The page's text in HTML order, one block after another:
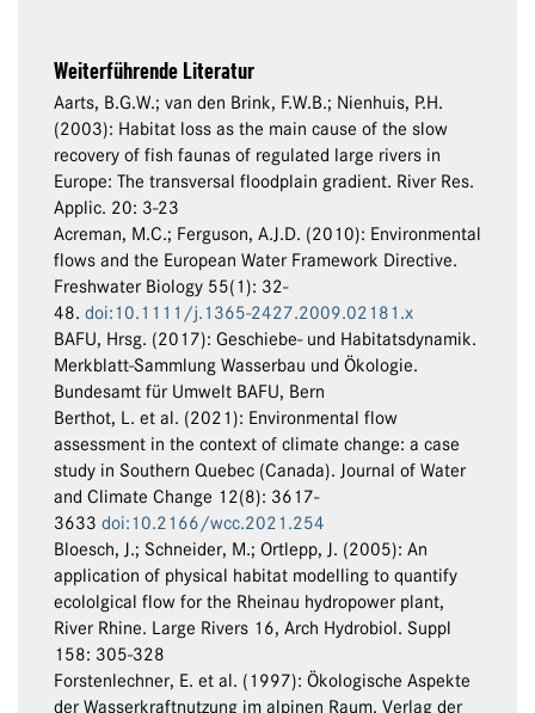
Weiterführende Literatur
Aarts, B.G.W.; van den Brink, F.W.B.; Nienhuis, P.H.
(2003): Habitat loss as the main cause of the slow
recovery of fish faunas of regulated large rivers in
Europe: The transversal floodplain gradient. River Res.
Applic. 20: 3-23
Acreman, M.C.; Ferguson, A.J.D. (2010): Environmental
flows and the European Water Framework Directive.
Freshwater Biology 55(1): 32-
48. doi:10.1111/j.1365-2427.2009.02181.x
BAFU, Hrsg. (2017): Geschiebe- und Habitatsdynamik.
Merkblatt-Sammlung Wasserbau und Ökologie.
Bundesamt für Umwelt BAFU, Bern
Berthot, L. et al. (2021): Environmental flow
assessment in the context of climate change: a case
study in Southern Quebec (Canada). Journal of Water
and Climate Change 12(8): 3617-
3633 doi:10.2166/wcc.2021.254
Bloesch, J.; Schneider, M.; Ortlepp, J. (2005): An
application of physical habitat modelling to quantify
ecololgical flow for the Rheinau hydropower plant,
River Rhine. Large Rivers 16, Arch Hydrobiol. Suppl
158: 305-328
Forstenlechner, E. et al. (1997): Ökologische Aspekte
der Wasserkraftnutzung im alpinen Raum. Verlag der